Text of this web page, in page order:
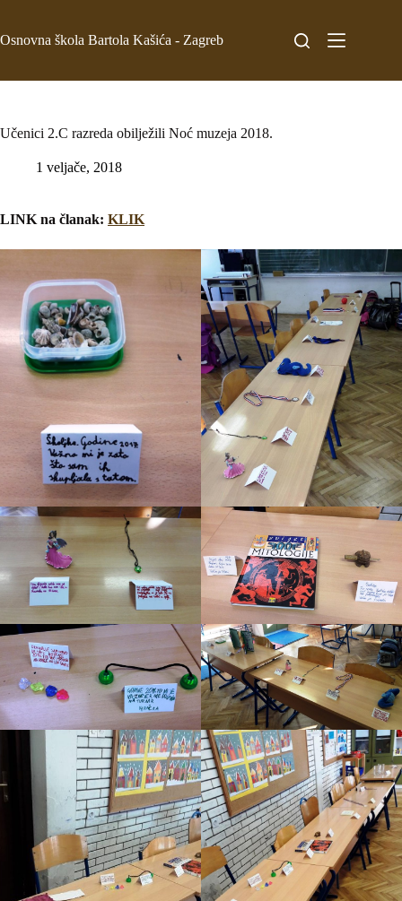
Osnovna škola Bartola Kašića - Zagreb
Učenici 2.C razreda obilježili Noć muzeja 2018.
1 veljače, 2018
LINK na članak: KLIK